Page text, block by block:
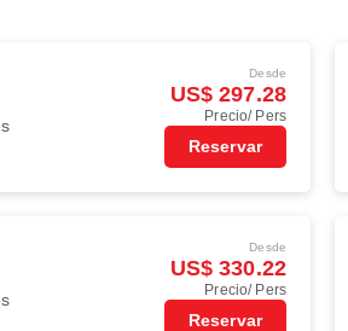
Desde
US$ 297.28
Precio/ Pers
Reservar
Desde
US$ 330.22
Precio/ Pers
Reservar